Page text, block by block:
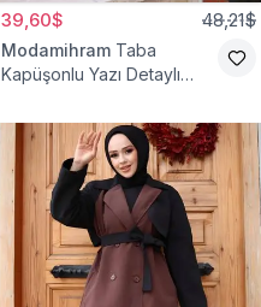
39,60$ 48,21$
Modamihram Taba
Kapüşonlu Yazı Detaylı